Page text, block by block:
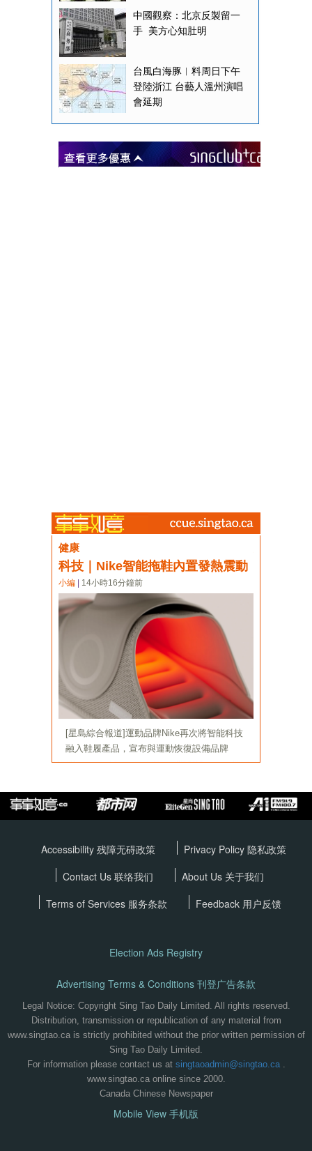
Accessibility 残障无碍政策 Privacy Policy 隐私政策
Contact Us 联络我们
About Us 关于我们
Terms of Services 服务条款 Feedback 用户反馈
Election Ads Registry
Advertising Terms & Conditions 刊登广告条款
Legal Notice: Copyright Sing Tao Daily Limited. All rights reserved.
Distribution, transmission or republication of any material from
www.singtao.ca is strictly prohibited without the prior written permission of
Sing Tao Daily Limited.
For information please contact us at singtaoadmin@singtao.ca.
www.singtao.ca online since 2000.
Canada Chinese Newspaper
Mobile View 手机版